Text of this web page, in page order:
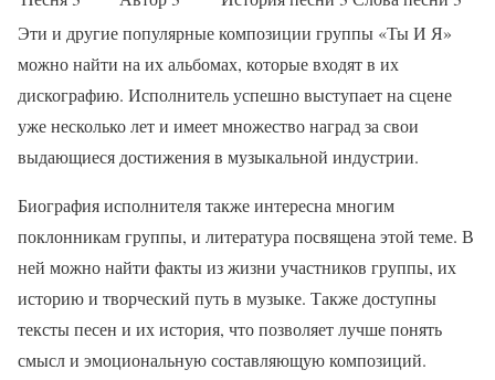
Эти и другие популярные композиции группы «Ты И Я»
можно найти на их альбомах, которые входят в их
дискографию. Исполнитель успешно выступает на сцене
уже несколько лет и имеет множество наград за свои
выдающиеся достижения в музыкальной индустрии.
Биография исполнителя также интересна многим
поклонникам группы, и литература посвящена этой теме. В
ней можно найти факты из жизни участников группы, их
историю и творческий путь в музыке. Также доступны
тексты песен и их история, что позволяет лучше понять
смысл и эмоциональную составляющую композиций.